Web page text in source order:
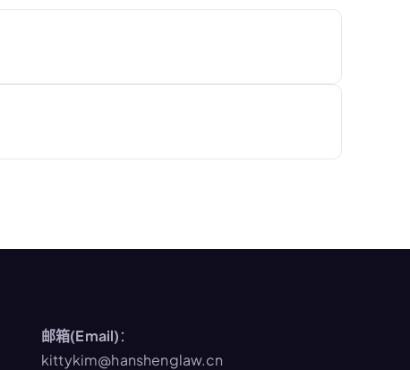
邮箱(Email)：
kittykim@hanshenglaw.cn